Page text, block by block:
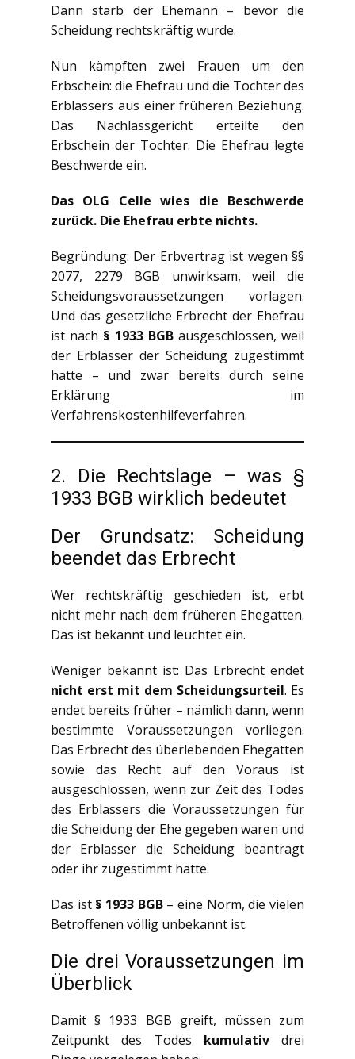
Dann starb der Ehemann – bevor die
Scheidung rechtskräftig wurde.
Nun kämpften zwei Frauen um den
Erbschein: die Ehefrau und die Tochter des
Erblassers aus einer früheren Beziehung.
Das Nachlassgericht erteilte den
Erbschein der Tochter. Die Ehefrau legte
Beschwerde ein.
Das OLG Celle wies die Beschwerde
zurück. Die Ehefrau erbte nichts.
Begründung: Der Erbvertrag ist wegen §§
2077, 2279 BGB unwirksam, weil die
Scheidungsvoraussetzungen vorlagen.
Und das gesetzliche Erbrecht der Ehefrau
ist nach § 1933 BGBausgeschlossen, weil
der Erblasser der Scheidung zugestimmt
hatte – und zwar bereits durch seine
Erklärung im
Verfahrenskostenhilfeverfahren.
2. Die Rechtslage – was §
1933 BGB wirklich bedeutet
Der Grundsatz: Scheidung
beendet das Erbrecht
Wer rechtskräftig geschieden ist, erbt
nicht mehr nach dem früheren Ehegatten.
Das ist bekannt und leuchtet ein.
Weniger bekannt ist: Das Erbrecht endet
nicht erst mit dem Scheidungsurteil. Es
endet bereits früher – nämlich dann, wenn
bestimmte Voraussetzungen vorliegen.
Das Erbrecht des überlebenden Ehegatten
sowie das Recht auf den Voraus ist
ausgeschlossen, wenn zur Zeit des Todes
des Erblassers die Voraussetzungen für
die Scheidung der Ehe gegeben waren und
der Erblasser die Scheidung beantragt
oder ihr zugestimmt hatte.
Das ist § 1933 BGB– eine Norm, die vielen
Betroffenen völlig unbekannt ist.
Die drei Voraussetzungen im
Überblick
Damit § 1933 BGB greift, müssen zum
Zeitpunkt des Todes kumulativdrei